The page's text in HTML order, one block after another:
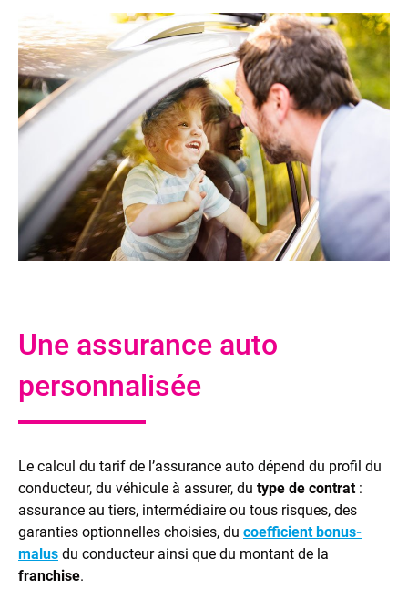
Une assurance auto
personnalisée
Le calcul du tarif de l’assurance auto dépend du profil du
conducteur, du véhicule à assurer, du type de contrat:
assurance au tiers, intermédiaire ou tous risques, des
garanties optionnelles choisies, du coefficient bonus-
malus du conducteur ainsi que du montant de la
franchise.